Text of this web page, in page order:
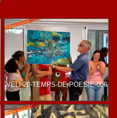
VELI-20-TEMPS-DE-POESIE-006